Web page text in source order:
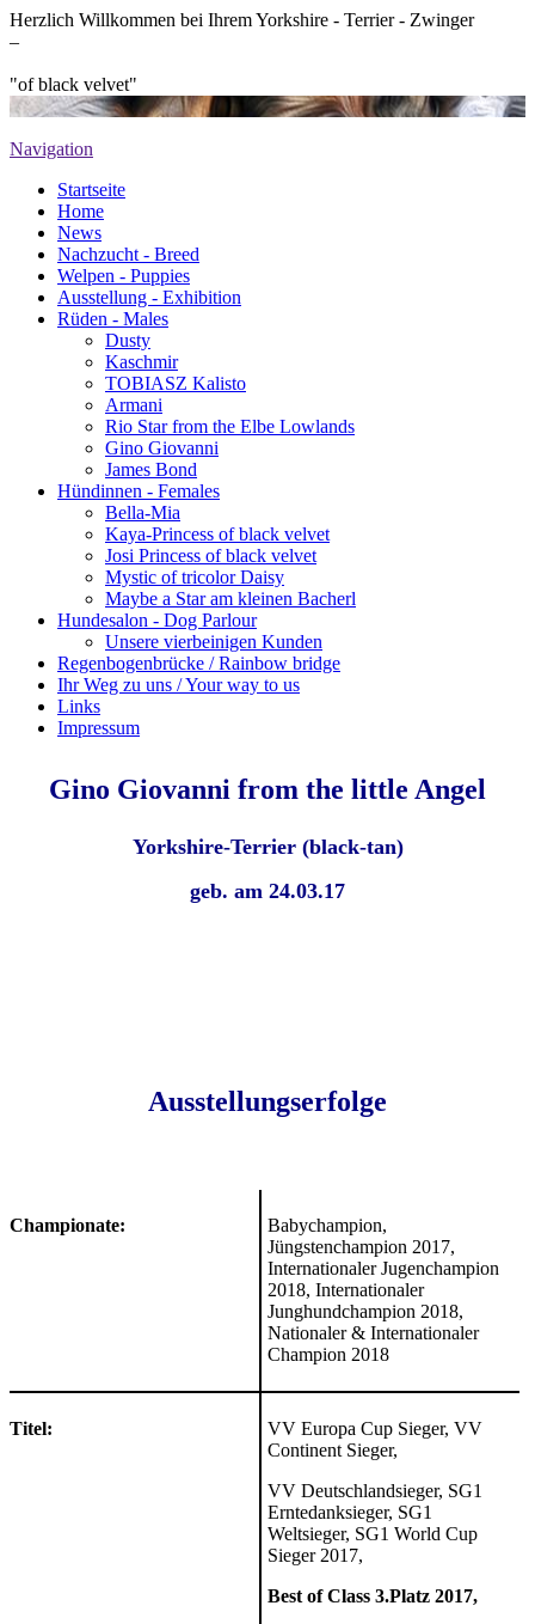
Herzlich Willkommen bei Ihrem Yorkshire - Terrier - Zwinger
–
"of black velvet"
Navigation
Startseite
Home
News
Nachzucht - Breed
Welpen - Puppies
Ausstellung - Exhibition
Rüden - Males
Dusty
Kaschmir
TOBIASZ Kalisto
Armani
Rio Star from the Elbe Lowlands
Gino Giovanni
James Bond
Hündinnen - Females
Bella-Mia
Kaya-Princess of black velvet
Josi Princess of black velvet
Mystic of tricolor Daisy
Maybe a Star am kleinen Bacherl
Hundesalon - Dog Parlour
Unsere vierbeinigen Kunden
Regenbogenbrücke / Rainbow bridge
Ihr Weg zu uns / Your way to us
Links
Impressum
Gino Giovanni from the little Angel
Yorkshire-Terrier (black-tan)
geb. am 24.03.17
Ausstellungserfolge
Championate:
Babychampion,
Jüngstenchampion 2017,
Internationaler Jugenchampion
2018, Internationaler
Junghundchampion 2018,
Nationaler & Internationaler
Champion 2018
Titel:
VV Europa Cup Sieger, VV
Continent Sieger,
VV Deutschlandsieger, SG1
Erntedanksieger, SG1
Weltsieger, SG1 World Cup
Sieger 2017,
Best of Class 3.Platz 2017,